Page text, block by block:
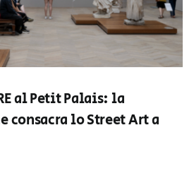
al Petit Palais: la
consacra lo Street Art a